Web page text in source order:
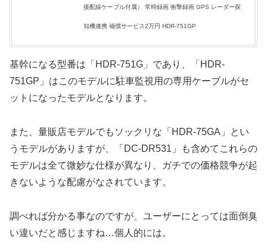
接配線ケーブル付属） 常時録画 衝撃録画 GPS レーダー探
知機連携 補償サービス2万円 HDR-751GP
基幹になる型番は「HDR-751G」であり、「HDR-
751GP」はこのモデルに駐車監視用の専用ケーブルがセ
ットになったモデルとなります。
また、量販店モデルでもソックリな「HDR-75GA」とい
うモデルがありますが、「DC-DR531」も含めてこれらの
モデルは全て微妙な仕様が異なり、ガチでの価格競争が起
きないような配慮がなされています。
調べれば分かる事なのですが、ユーザーにとっては面倒臭
い違いだと感じますね…個人的には。